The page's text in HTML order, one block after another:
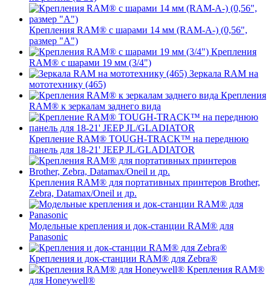
Крепления RAM® с шарами 14 мм (RAM-A-) (0,56",
размер "A")
Крепления
RAM® с шарами 19 мм (3/4")
Зеркала RAM на
мототехнику (465)
Крепления
RAM® к зеркалам заднего вида
Крепление RAM® TOUGH-TRACK™ на переднюю
панель для 18-21' JEEP JL/GLADIATOR
Крепления RAM® для портативных принтеров Brother,
Zebra, Datamax/Oneil и др.
Модельные крепления и док-станции RAM® для
Panasonic
Крепления и док-станции RAM® для Zebra®
Крепления RAM®
для Honeywell®